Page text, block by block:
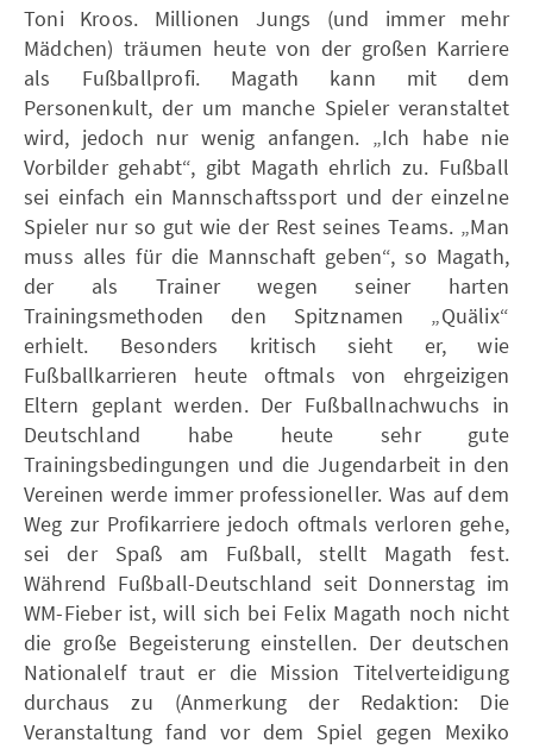
Toni Kroos. Millionen Jungs (und immer mehr
Mädchen) träumen heute von der großen Karriere
als Fußballprofi. Magath kann mit dem
Personenkult, der um manche Spieler veranstaltet
wird, jedoch nur wenig anfangen. „Ich habe nie
Vorbilder gehabt“, gibt Magath ehrlich zu. Fußball
sei einfach ein Mannschaftssport und der einzelne
Spieler nur so gut wie der Rest seines Teams. „Man
muss alles für die Mannschaft geben“, so Magath,
der als Trainer wegen seiner harten
Trainingsmethoden den Spitznamen „Quälix“
erhielt. Besonders kritisch sieht er, wie
Fußballkarrieren heute oftmals von ehrgeizigen
Eltern geplant werden. Der Fußballnachwuchs in
Deutschland habe heute sehr gute
Trainingsbedingungen und die Jugendarbeit in den
Vereinen werde immer professioneller. Was auf dem
Weg zur Profikarriere jedoch oftmals verloren gehe,
sei der Spaß am Fußball, stellt Magath fest.
Während Fußball-Deutschland seit Donnerstag im
WM-Fieber ist, will sich bei Felix Magath noch nicht
die große Begeisterung einstellen. Der deutschen
Nationalelf traut er die Mission Titelverteidigung
durchaus zu (Anmerkung der Redaktion: Die
Veranstaltung fand vor dem Spiel gegen Mexiko